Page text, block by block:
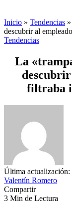
Inicio » Tendencias »
descubrir al
Tendencias
La
descubrir
filtraba
Última
Valentín Romero
Compartir
3 Min de Lectura